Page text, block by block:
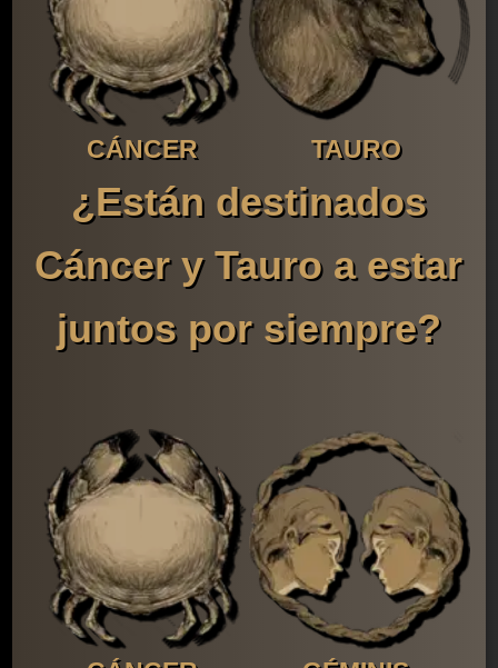
CÁNCER TAURO
¿Están destinados
Cáncer y Tauro a estar
juntos por siempre?